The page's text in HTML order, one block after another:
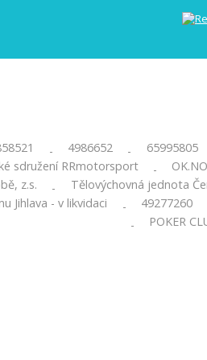
- 4986652 -
65995805
sdružení RRmotorsport -
z.s. -
Tělovýchovná jednota
Jihlava - v likvidaci -
49277260
-
POKER